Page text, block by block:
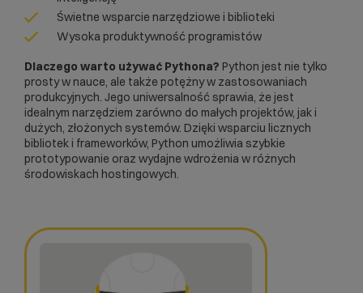
Świetne wsparcie narzędziowe i biblioteki
Wysoka produktywność programistów
Dlaczego warto używać Pythona? Python jest nie tylko
prosty w nauce, ale także potężny w zastosowaniach
produkcyjnych. Jego uniwersalność sprawia, że jest
idealnym narzędziem zarówno do małych projektów, jak i
dużych, złożonych systemów. Dzięki wsparciu licznych
bibliotek i frameworków, Python umożliwia szybkie
prototypowanie oraz wydajne wdrożenia w różnych
środowiskach hostingowych.